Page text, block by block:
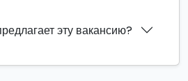
эту вакансию?